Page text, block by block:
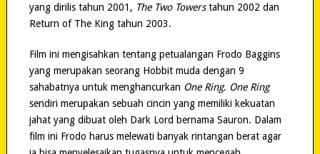
yang dirilis tahun 2001, The Two Towerstahun 2002 dan
Return of The King tahun 2003.
Film ini mengisahkan tentang petualangan Frodo Baggins
yang merupakan seorang Hobbit muda dengan 9
sahabatnya untuk menghancurkan One Ring. One Ring
sendiri merupakan sebuah cincin yang memiliki kekuatan
jahat yang dibuat oleh Dark Lord bernama Sauron. Dalam
film ini Frodo harus melewati banyak rintangan berat agar